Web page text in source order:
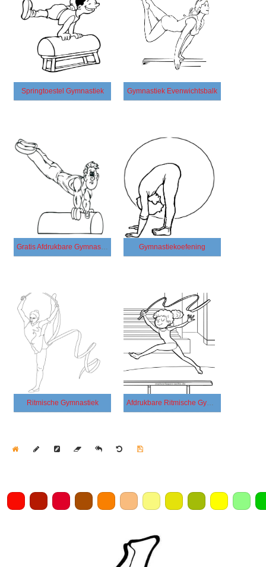
Springtoestel Gymnastiek Gymnastiek Evenwichtsbalk
Gratis Afdrukbare Gymnastiek Gymnastiekoefening
Ritmische Gymnastiek Afdrukbare Ritmische Gymnastiek